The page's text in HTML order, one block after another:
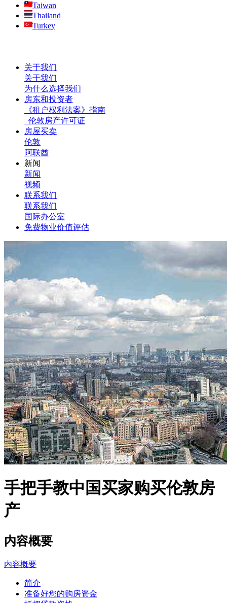
Taiwan
Thailand
Turkey
关于我们
关于我们
为什么选择我们
房东和投资者
《租户权利法案》指南
伦敦房产许可证
房屋买卖
伦敦
阿联酋
新闻
新闻
视频
联系我们
联系我们
国际办公室
免费物业价值评估
手把手教中国买家购买伦敦房
产
内容概要
内容概要
简介
准备好您的购房资金